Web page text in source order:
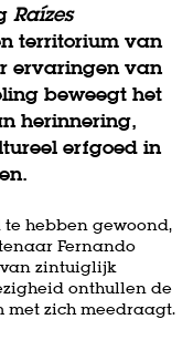
Raízes
territorium van
ervaringen van
beweegt het
herinnering,
erfgoed in
hebben gewoond,
Fernando
zintuiglijk
onthullen de
met zich meedraagt.